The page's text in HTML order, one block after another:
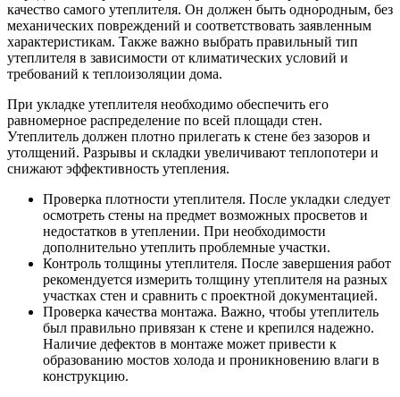
качество самого утеплителя. Он должен быть однородным, без
механических повреждений и соответствовать заявленным
характеристикам. Также важно выбрать правильный тип
утеплителя в зависимости от климатических условий и
требований к теплоизоляции дома.
При укладке утеплителя необходимо обеспечить его
равномерное распределение по всей площади стен.
Утеплитель должен плотно прилегать к стене без зазоров и
утолщений. Разрывы и складки увеличивают теплопотери и
снижают эффективность утепления.
Проверка плотности утеплителя. После укладки следует
осмотреть стены на предмет возможных просветов и
недостатков в утеплении. При необходимости
дополнительно утеплить проблемные участки.
Контроль толщины утеплителя. После завершения работ
рекомендуется измерить толщину утеплителя на разных
участках стен и сравнить с проектной документацией.
Проверка качества монтажа. Важно, чтобы утеплитель
был правильно привязан к стене и крепился надежно.
Наличие дефектов в монтаже может привести к
образованию мостов холода и проникновению влаги в
конструкцию.